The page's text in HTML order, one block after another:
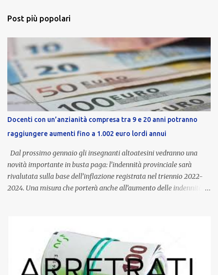
Post più popolari
Docenti con un’anzianità compresa tra 9 e 20 anni potranno
raggiungere aumenti fino a 1.002 euro lordi annui
Dal prossimo gennaio gli insegnanti altoatesini vedranno una
novità importante in busta paga: l’indennità provinciale sarà
rivalutata sulla base dell’inflazione registrata nel triennio 2022-
2024. Una misura che porterà anche all’aumento delle indennità di
dedicato alle donne vittime di violenza di genere, in linea con la
normativa nazionale e con l’obiettivo di offrire maggiore tutela e
supporto in situazioni delicate. L’indennità provinciale per i docenti
è un unicum in Italia: si tratta di una misura esclusiva della